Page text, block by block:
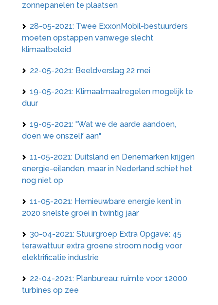
zonnepanelen te plaatsen
28-05-2021: Twee ExxonMobil-bestuurders
moeten opstappen vanwege slecht
klimaatbeleid
22-05-2021: Beeldverslag 22 mei
19-05-2021: Klimaatmaatregelen mogelijk te
duur
19-05-2021: "Wat we de aarde aandoen,
doen we onszelf aan"
11-05-2021: Duitsland en Denemarken krijgen
energie-eilanden, maar in Nederland schiet het
nog niet op
11-05-2021: Hernieuwbare energie kent in
2020 snelste groei in twintig jaar
30-04-2021: Stuurgroep Extra Opgave: 45
terawattuur extra groene stroom nodig voor
elektrificatie industrie
22-04-2021: Planbureau: ruimte voor 12000
turbines op zee